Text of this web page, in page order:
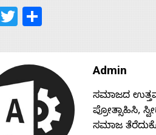
Twitter
Admin
ಸಮಾಜದ ಉತ್ತಮ
ಪ್ರೋತ್ಸಾಹಿಸಿ,
ಸಮಾಜ